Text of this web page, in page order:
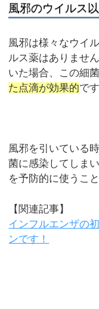
風邪のウイルス
風邪は様々なウイ
ルス薬はありませ
いた場合、この細
た点滴が効果的です
風邪を引いている
菌に感染してしま
を予防的に使うこ
【関連記事】
インフルエンザの
ンです！